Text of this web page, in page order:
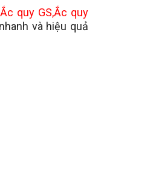
quy GS,Ắc quy
và hiệu quả